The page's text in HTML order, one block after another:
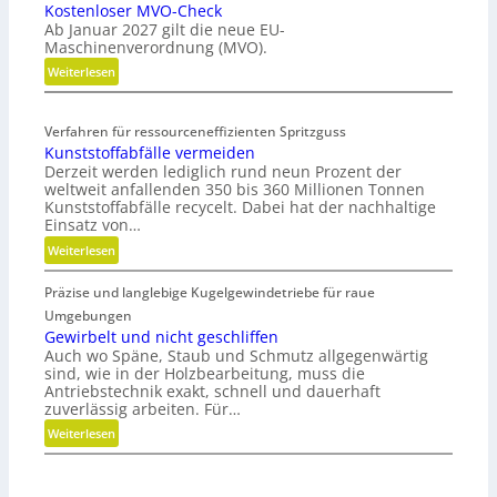
g
o
n
o
m
s
c
h
e
r
B
e
d
e
n
k
n
a
u
f
Kostenloser MVO-Check
Ab Januar 2027 gilt die neue EU-
Maschinenverordnung (MVO).
Weiterlesen:
K
s
t
e
n
l
o
s
r
M
V
O
-
C
e
Verfahren für ressourceneffizienten Spritzguss
Kunststoffabfälle vermeiden
Derzeit werden lediglich rund neun Prozent der
weltweit anfallenden 350 bis 360 Millionen Tonnen
Kunststoffabfälle recycelt. Dabei hat der nachhaltige
Einsatz von…
Weiterlesen:
K
u
n
s
t
s
t
o
f
f
Präzise und langlebige Kugelgewindetriebe für raue
Umgebungen
Gewirbelt und nicht geschliffen
Auch wo Späne, Staub und Schmutz allgegenwärtig
sind, wie in der Holzbearbeitung, muss die
Antriebstechnik exakt, schnell und dauerhaft
zuverlässig arbeiten. Für…
Weiterlesen:
G